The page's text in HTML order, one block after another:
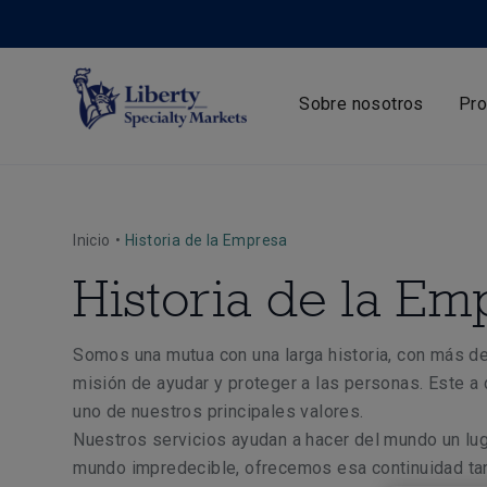
Sobre nosotros
Inicio • Historia de la Empresa
Historia de la
Somos una mutua con una larga historia, con más
misión de ayudar y proteger a las personas. Este a
uno de nuestros principales valores.
Nuestros servicios ayudan a hacer del mundo un
mundo impredecible, ofrecemos esa continuidad